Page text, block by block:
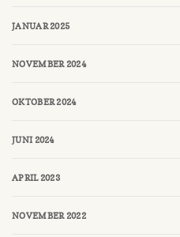
JANUAR 2025
NOVEMBER 2024
OKTOBER 2024
JUNI 2024
APRIL 2023
NOVEMBER 2022